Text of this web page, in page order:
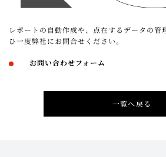
レポートの自動作成や、点在するデータの管
ひ一度弊社にお問合せください。
お問い合わせフォーム
一覧へ戻る